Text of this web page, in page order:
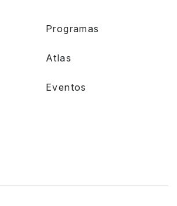
Programas
Atlas
Eventos